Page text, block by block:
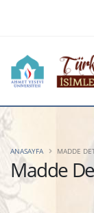
Madde
ANASAYFA MADDE